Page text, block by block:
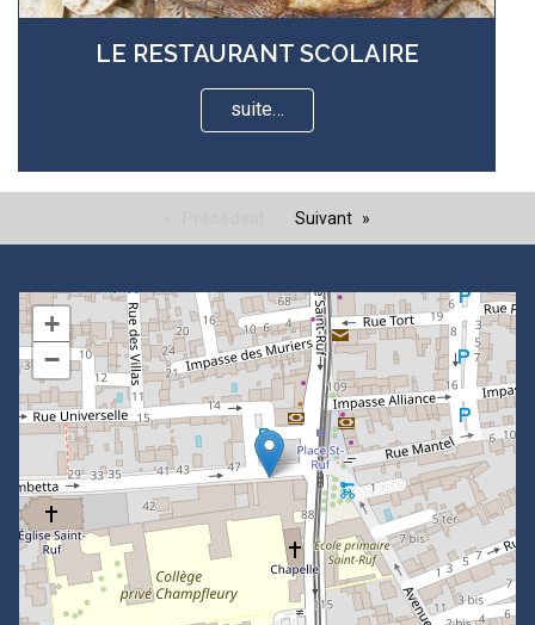
LE RESTAURANT SCOLAIRE
suite…
Suivant
+
−